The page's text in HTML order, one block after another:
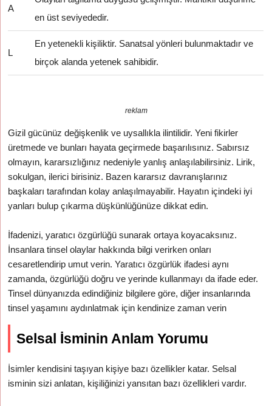
A
en üst seviyededir.
L
En yetenekli kişiliktir. Sanatsal yönleri bulunmaktadır ve
birçok alanda yetenek sahibidir.
reklam
Gizil gücünüz değişkenlik ve uysallıkla ilintilidir. Yeni fikirler
üretmede ve bunları hayata geçirmede başarılısınız. Sabırsız
olmayın, kararsızlığınız nedeniyle yanlış anlaşılabilirsiniz. Lirik,
sokulgan, ilerici birisiniz. Bazen kararsız davranışlarınız
başkaları tarafından kolay anlaşılmayabilir. Hayatın içindeki iyi
yanları bulup çıkarma düşkünlüğünüze dikkat edin.
İfadenizi, yaratıcı özgürlüğü sunarak ortaya koyacaksınız.
İnsanlara tinsel olaylar hakkında bilgi verirken onları
cesaretlendirip umut verin. Yaratıcı özgürlük ifadesi aynı
zamanda, özgürlüğü doğru ve yerinde kullanmayı da ifade eder.
Tinsel dünyanızda edindiğiniz bilgilere göre, diğer insanlarında
tinsel yaşamını aydınlatmak için kendinize zaman verin
Selsal İsminin Anlam Yorumu
İsimler kendisini taşıyan kişiye bazı özellikler katar. Selsal
isminin sizi anlatan, kişiliğinizi yansıtan bazı özellikleri vardır.